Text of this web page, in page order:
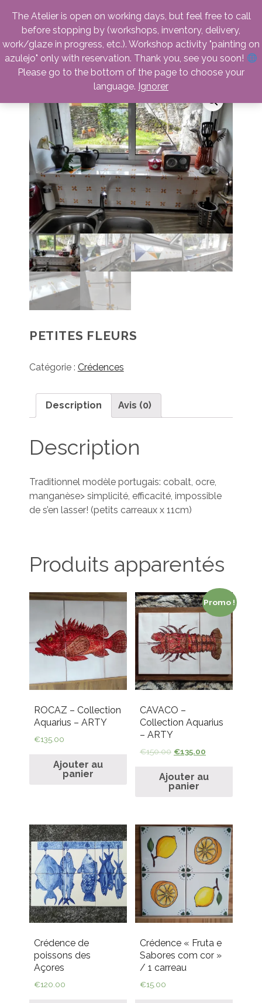
facebook
instagram
linkedin
emailphone
PETITES FLEURS
Catégorie : Crédences
Description Avis (0)
Description
Traditionnel modèle portugais: cobalt, ocre,
manganèse> simplicité, efficacité, impossible
de s’en lasser! (petits carreaux x 11cm)
Produits apparentés
ROCAZ – Collection
Aquarius – ARTY
€135.00
Ajouter au
panier
Promo !
CAVACO –
Collection Aquarius
– ARTY
€150.00 €135.00
Ajouter au
panier
Crédence de
poissons des
Açores
€120.00
Crédence « Fruta e
Sabores com cor »
/ 1 carreau
€15.00
The Atelier is open on working days, but feel free to call
before stopping by (workshops, inventory, delivery,
work/glaze in progress, etc.). Workshop activity "painting on
azulejo" only with reservation. Thank you, see you soon!
Please go to the bottom of the page to choose your
language. Ignorer